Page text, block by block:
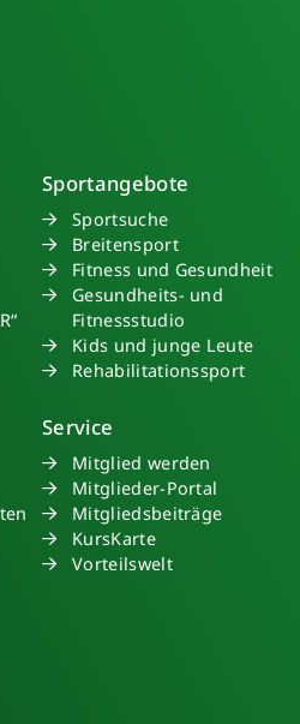
Sportangebote
Sportsuche
Breitensport
Fitness und Gesundheit
Gesundheits- und
Fitnessstudio
Kids und junge Leute
Rehabilitationssport
Service
Mitglied werden
Mitglieder-Portal
Mitgliedsbeiträge
KursKarte
Vorteilswelt